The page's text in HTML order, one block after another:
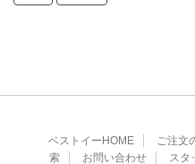
ベストイーHOME ご注文
索
お問い合わせ スタ